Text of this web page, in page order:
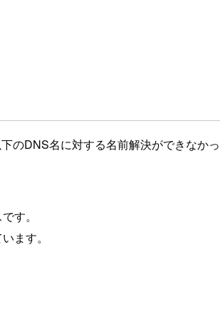
DNS名に対する名前解決ができなかっ
す。
ます。